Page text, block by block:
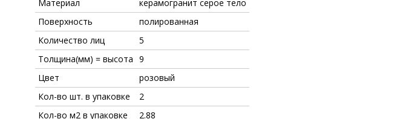
Материал
керамогранит серое тело
Поверхность
полированная
Количество лиц
5
Толщина(мм) = высота 9
Цвет
розовый
Кол-во шт. в упаковке
2
Кол-во м2 в упаковке
2.88